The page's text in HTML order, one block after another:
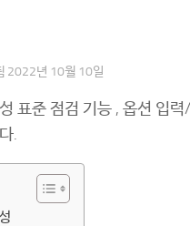
2022년 10월 10일
표준 점검 기능 , 옵션 입
.